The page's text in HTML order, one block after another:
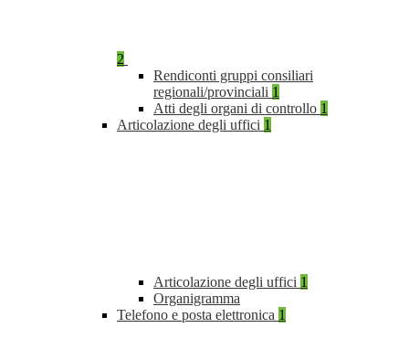
2
Rendiconti gruppi consiliari
regionali/provinciali 1
Atti degli organi di controllo 1
Articolazione degli uffici 1
Articolazione degli uffici 1
Organigramma
Telefono e posta elettronica 1